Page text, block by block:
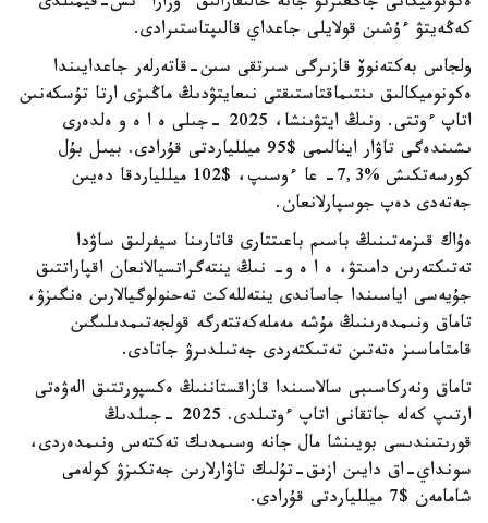
كەڭەيتۋ ءۇشىن قولايلى جاعداي قالىپتاستىرادى.
ولجاس بەكتەنوۆ قازىرگى سىرتقى سىن-قاتەرلەر جاعدايىندا
ەكونوميكالىق ىنتىماقتاستىقتى نىعايتۋدىڭ ماڭىزى ارتا تۇسكەنىن
اتاپ ءوتتى. ونىڭ ايتۋىنشا، 2025 -جىلى ە ا ە و ەلدەرى
ىشىندەگى تاۋار اينالىمى $95 ميللياردتى قۇرادى. بيىل بۇل
كورسەتكىش %7,3- عا ءوسىپ، $102 ميللياردقا دەيىن
جەتەدى دەپ جوسپارلانعان.
ەۇاك قىزمەتىنىڭ باسىم باعىتتارى قاتارىنا سيفرلىق ساۋدا
تەتىكتەرىن دامىتۋ، ە ا ە و- نىڭ ينتەگراتسيالانعان اقپاراتتىق
جۇيەسى اياسىندا جاساندى ينتەللەكت تەحنولوگيالارىن ەنگىزۋ،
تاماق ونىمدەرىنىڭ مۇشە مەملەكەتتەرگە قولجەتىمدىلىگىن
قامتاماسىز ەتەتىن تەتىكتەردى جەتىلدىرۋ جاتادى.
تاماق ونەركاسىبى سالاسىندا قازاقستاننىڭ ەكسپورتتىق الەۋەتى
ارتىپ كەلە جاتقانى اتاپ ءوتىلدى. 2025 -جىلدىڭ
قورىتىندىسى بويىنشا مال جانە وسىمدىك تەكتەس ونىمدەردى،
سونداي-اق دايىن ازىق-تۇلىك تاۋارلارىن جەتكىزۋ كولەمى
شامامەن $7 ميللياردتى قۇرادى.